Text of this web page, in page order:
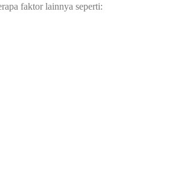
faktor lainnya seperti: